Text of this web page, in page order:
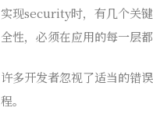
实现security时，有几个关
全性，必须在应用的每一层都
许多开发者忽视了适当的错
程。